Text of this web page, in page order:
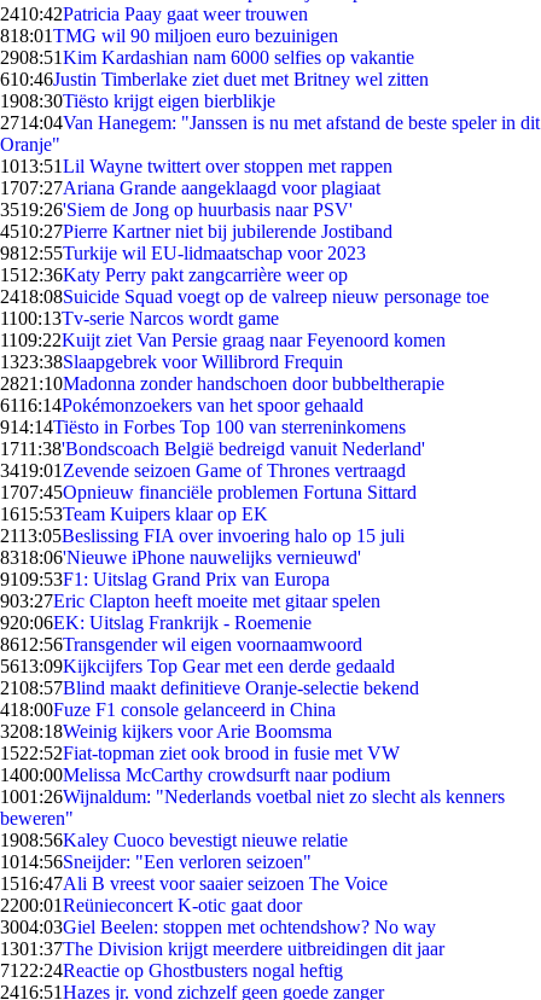
2410:42Patricia Paay gaat weer trouwen
818:01TMG wil 90 miljoen euro bezuinigen
2908:51Kim Kardashian nam 6000 selfies op vakantie
610:46Justin Timberlake ziet duet met Britney wel zitten
1908:30Tiësto krijgt eigen bierblikje
2714:04Van Hanegem: "Janssen is nu met afstand de beste speler in dit
Oranje"
1013:51Lil Wayne twittert over stoppen met rappen
1707:27Ariana Grande aangeklaagd voor plagiaat
3519:26'Siem de Jong op huurbasis naar PSV'
4510:27Pierre Kartner niet bij jubilerende Jostiband
9812:55Turkije wil EU-lidmaatschap voor 2023
1512:36Katy Perry pakt zangcarrière weer op
2418:08Suicide Squad voegt op de valreep nieuw personage toe
1100:13Tv-serie Narcos wordt game
1109:22Kuijt ziet Van Persie graag naar Feyenoord komen
1323:38Slaapgebrek voor Willibrord Frequin
2821:10Madonna zonder handschoen door bubbeltherapie
6116:14Pokémonzoekers van het spoor gehaald
914:14Tiësto in Forbes Top 100 van sterreninkomens
1711:38'Bondscoach België bedreigd vanuit Nederland'
3419:01 Zevende seizoen Game of Thrones vertraagd
1707:45Opnieuw financiële problemen Fortuna Sittard
1615:53Team Kuipers klaar op EK
2113:05Beslissing FIA over invoering halo op 15 juli
8318:06'Nieuwe iPhone nauwelijks vernieuwd'
9109:53F1: Uitslag Grand Prix van Europa
903:27Eric Clapton heeft moeite met gitaar spelen
920:06EK: Uitslag Frankrijk - Roemenie
8612:56Transgender wil eigen voornaamwoord
5613:09Kijkcijfers Top Gear met een derde gedaald
2108:57Blind maakt definitieve Oranje-selectie bekend
418:00Fuze F1 console gelanceerd in China
3208:18Weinig kijkers voor Arie Boomsma
1522:52Fiat-topman ziet ook brood in fusie met VW
1400:00Melissa McCarthy crowdsurft naar podium
1001:26Wijnaldum: "Nederlands voetbal niet zo slecht als kenners
beweren"
1908:56Kaley Cuoco bevestigt nieuwe relatie
1014:56Sneijder: "Een verloren seizoen"
1516:47Ali B vreest voor saaier seizoen The Voice
2200:01Reünieconcert K-otic gaat door
3004:03Giel Beelen: stoppen met ochtendshow? No way
1301:37The Division krijgt meerdere uitbreidingen dit jaar
71 22:24Reactie op Ghostbusters nogal heftig
2416:51Hazes jr. vond zichzelf geen goede zanger